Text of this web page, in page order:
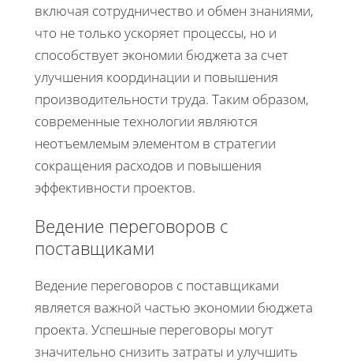
включая сотрудничество и обмен знаниями,
что не только ускоряет процессы, но и
способствует экономии бюджета за счет
улучшения координации и повышения
производительности труда. Таким образом,
современные технологии являются
неотъемлемым элементом в стратегии
сокращения расходов и повышения
эффективности проектов.
Ведение переговоров с
поставщиками
Ведение переговоров с поставщиками
является важной частью экономии бюджета
проекта. Успешные переговоры могут
значительно снизить затраты и улучшить